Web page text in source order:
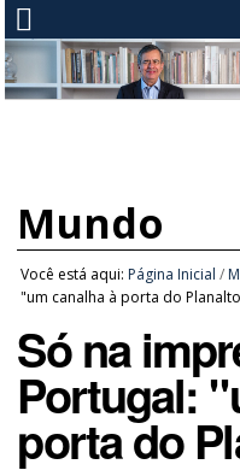
Mundo
Você está aqui: Página Inicial /
"um canalha à porta do
Só na
Portugal:
porta do